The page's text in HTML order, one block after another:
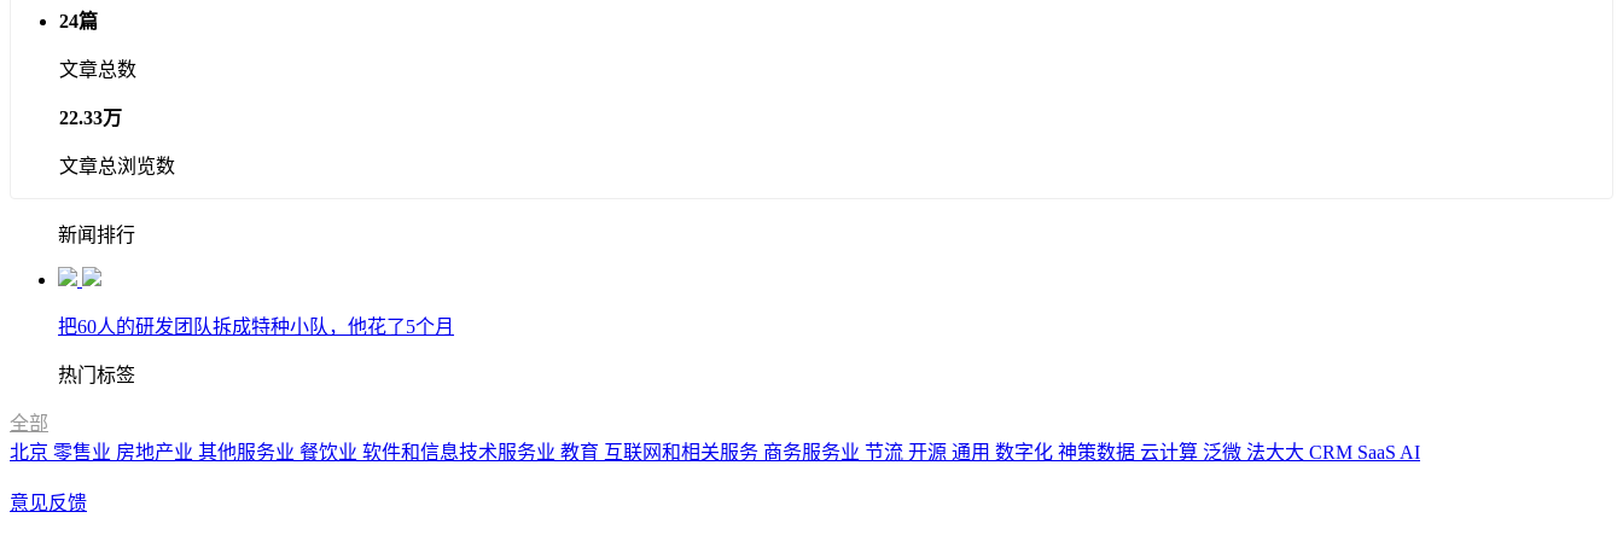
24篇
文章总数
22.33万
文章总浏览数
新闻排行
把60人的研发团队拆成特种小队，他花了5个月
热门标签
全部
北京 零售业 房地产业 其他服务业 餐饮业 软件和信息技术服务业 教育 互联网和相关服务 商务服务业 节流 开源 通用 数字化 神策数据 云计算 泛微 法大大 CRM SaaS AI
意见反馈